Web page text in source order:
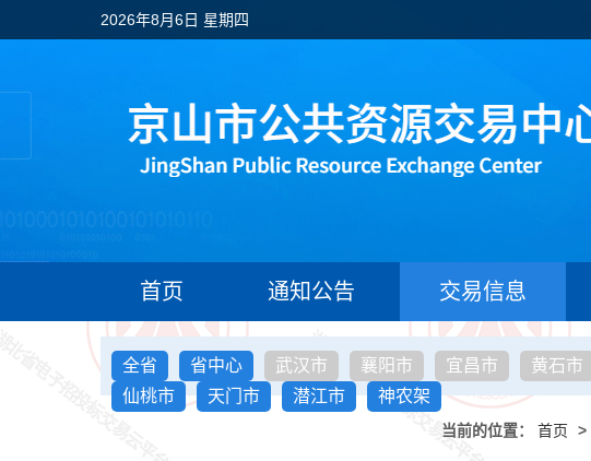
2026年8月6日 星期四
首页 通知公告 交易信息
全省
省中心 武汉市 襄阳市 宜昌市 黄石市
仙桃市
天门市 潜江市 神农架
当前的位置： 首页 >